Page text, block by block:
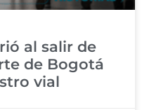
al salir de
de Bogotá
vial